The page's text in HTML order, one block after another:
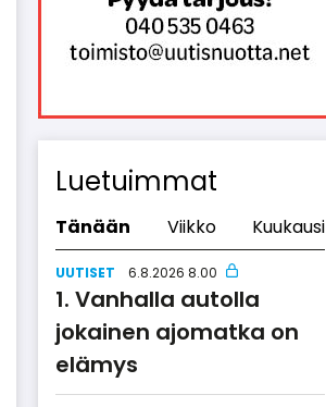
Luetuimmat
Tänään Viikko Kuukausi
UUTISET 6.8.2026 8.00
Vanhalla autolla
jokainen ajomatka on
elämys